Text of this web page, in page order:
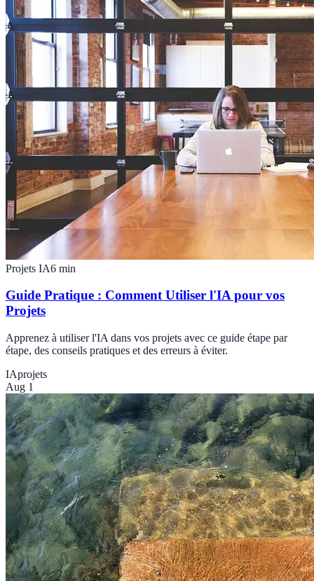
Projets IA6 min
Guide Pratique : Comment Utiliser l'IA pour vos
Projets
Apprenez à utiliser l'IA dans vos projets avec ce guide étape par
étape, des conseils pratiques et des erreurs à éviter.
IAprojets
Aug 1